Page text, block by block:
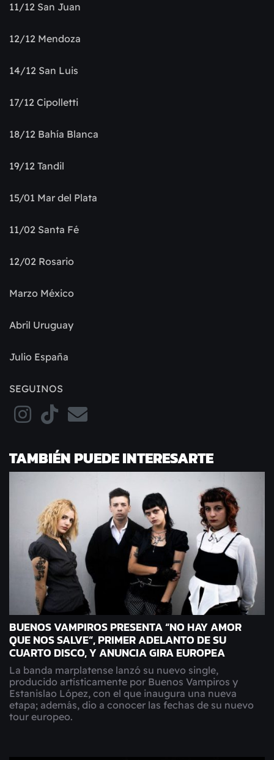
11/12 San Juan
12/12 Mendoza
14/12 San Luis
17/12 Cipolletti
18/12 Bahía Blanca
19/12 Tandil
15/01 Mar del Plata
11/02 Santa Fé
12/02 Rosario
Marzo México
Abril Uruguay
Julio España
SEGUINOS
TAMBIÉN PUEDE INTERESARTE
BUENOS VAMPIROS PRESENTA “NO HAY AMOR
QUE NOS SALVE”, PRIMER ADELANTO DE SU
CUARTO DISCO, Y ANUNCIA GIRA EUROPEA
La banda marplatense lanzó su nuevo single,
producido artísticamente por Buenos Vampiros y
Estanislao López, con el que inaugura una nueva
etapa; además, dio a conocer las fechas de su nuevo
tour europeo.